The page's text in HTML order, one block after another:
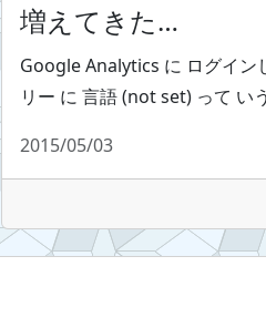
増えてきた…
Google Analytics に ログイン
リー に 言語 (not set) って い
2015/05/03